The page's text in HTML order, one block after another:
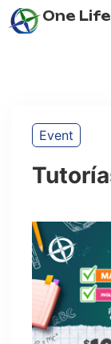
One
Event